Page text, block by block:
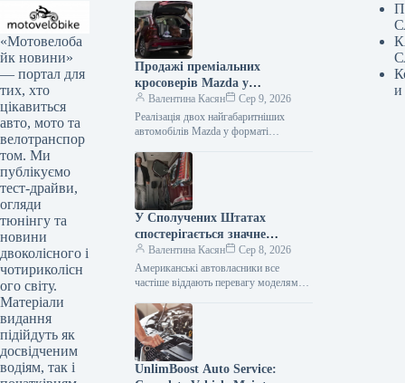
«Мотовелоба
йк новини»
— портал для
тих, хто
цікавиться
авто, мото та
велотранспор
том. Ми
публікуємо
тест-драйви,
огляди
тюнінгу та
новини
двоколісного і
чотириколісн
ого світу.
Матеріали
видання
підійдуть як
досвідченим
водіям, так і
Продажі преміальних
кросоверів Mazda у
Сполучених Штатах значно
зменшилися.
Валентина Касян
Сер 9, 2026
Реалізація двох найгабаритніших
автомобілів Mazda у форматі
знизилася, проте компанія не має
наміру залучати клієнтів…
У Сполучених Штатах
спостерігається значне
зниження популярності
елітних автомобілів.
Валентина Касян
Сер 8, 2026
Американські автовласники все
частіше віддають перевагу моделям
аніж автомобілям преміум-класу. Дані,
зібрані J.D. Power за перше…
UnlimBoost Auto Service:
и